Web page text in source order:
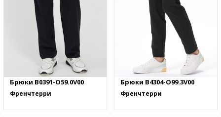
Брюки B0391-O59.0V00
Френчтерри
Брюки B4304-O99.3V00
Френчтерри